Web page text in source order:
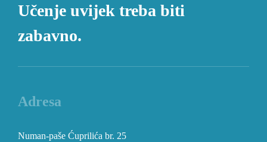
Učenje uvijek treba biti
zabavno.
Adresa
Numan-paše Ćuprilića br. 25